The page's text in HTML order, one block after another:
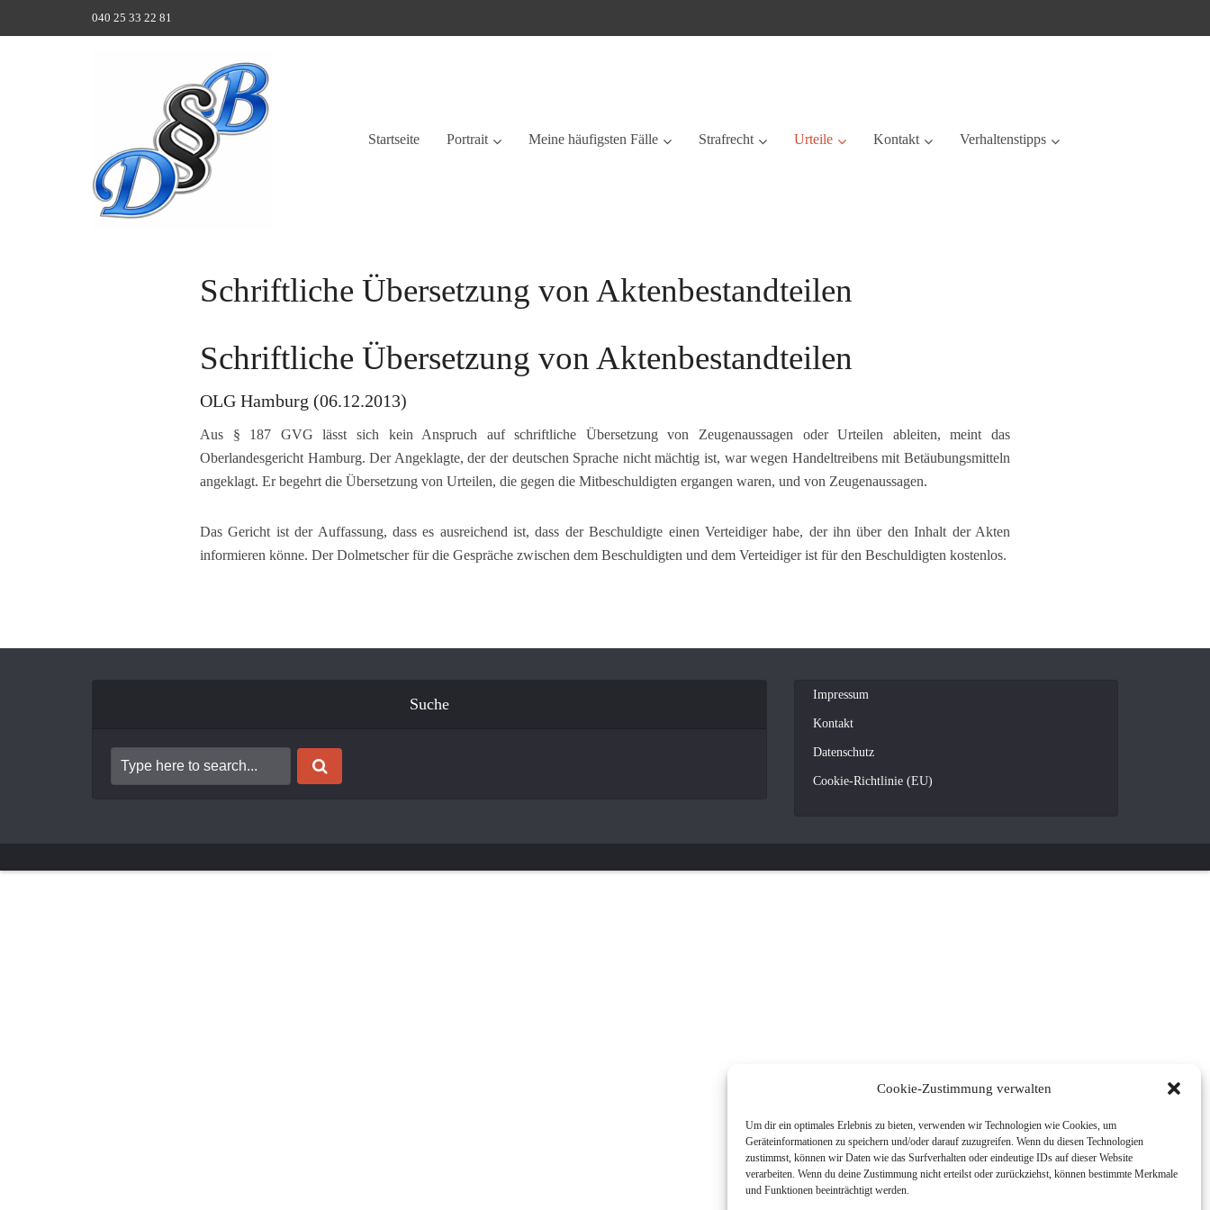
Cookie-Zustimmung verwalten
Um dir ein optimales Erlebnis zu bieten, verwenden wir Technologien wie Cookies, um
Geräteinformationen zu speichern und/oder darauf zuzugreifen. Wenn du diesen Technologien
zustimmst, können wir Daten wie das Surfverhalten oder eindeutige IDs auf dieser Website
verarbeiten. Wenn du deine Zustimmung nicht erteilst oder zurückziehst, können bestimmte Merkmale
und Funktionen beeinträchtigt werden.
040 25 33 22 81
Startseite Portrait Meine häufigsten Fälle Strafrecht Urteile Kontakt Verhaltenstipps
Schriftliche Übersetzung von Aktenbestandteilen
Schriftliche Übersetzung von Aktenbestandteilen
OLG Hamburg (06.12.2013)
Aus § 187 GVG lässt sich kein Anspruch auf schriftliche Übersetzung von Zeugenaussagen oder Urteilen ableiten, meint das
Oberlandesgericht Hamburg. Der Angeklagte, der der deutschen Sprache nicht mächtig ist, war wegen Handeltreibens mit Betäubungsmitteln
angeklagt. Er begehrt die Übersetzung von Urteilen, die gegen die Mitbeschuldigten ergangen waren, und von Zeugenaussagen.
Das Gericht ist der Auffassung, dass es ausreichend ist, dass der Beschuldigte einen Verteidiger habe, der ihn über den Inhalt der Akten
informieren könne. Der Dolmetscher für die Gespräche zwischen dem Beschuldigten und dem Verteidiger ist für den Beschuldigten kostenlos.
Suche
Impressum
Kontakt
Datenschutz
Cookie-Richtlinie (EU)